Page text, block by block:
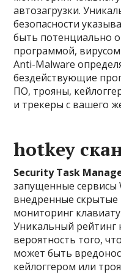
автозагрузки.
безопасности
быть потенциально
программой,
Anti-Malware
бездействующие
ПО, трояны,
и трекеры с вашего
hotkey
Security Task
запущенные сервисы
внедренные
мониторинг
Уникальный рейтинг
вероятность того,
может быть
кейлоггером или